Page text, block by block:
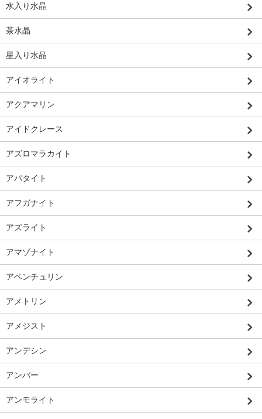
水入り水晶
茶水晶
星入り水晶
アイオライト
アクアマリン
アイドクレース
アズロマラカイト
アパタイト
アフガナイト
アズライト
アマゾナイト
アベンチュリン
アメトリン
アメジスト
アンデシン
アンバー
アンモライト